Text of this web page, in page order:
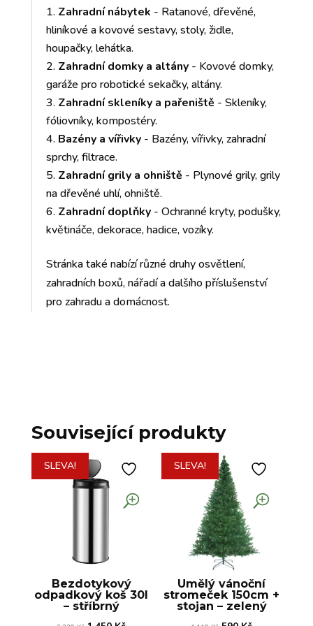
Zahradní nábytek - Ratanové, dřevěné,
hliníkové a kovové sestavy, stoly, židle,
houpačky, lehátka.
Zahradní domky a altány- Kovové domky,
garáže pro robotické sekačky, altány.
Zahradní skleníky a pařeniště - Skleníky,
fóliovníky, kompostéry.
Bazény a vířivky- Bazény, vířivky, zahradní
sprchy, filtrace.
Zahradní grily a ohniště - Plynové grily, grily
na dřevěné uhlí, ohniště.
Zahradní doplňky- Ochranné kryty, podušky,
květináče, dekorace, hadice, vozíky.
Stránka také nabízí různé druhy osvětlení,
zahradních boxů, nářadí a dalšího příslušenství
pro zahradu a domácnost.
Související produkty
SLEVA!
Bezdotykový
odpadkový koš 30l
– stříbrný
SLEVA!
Umělý vánoční
stromeček 150cm +
stojan – zelený